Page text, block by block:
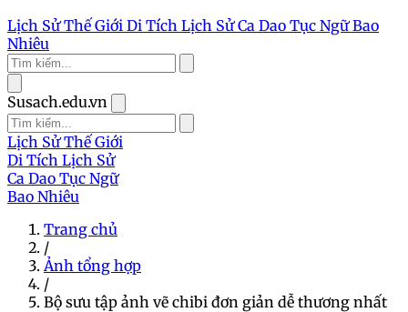
Lịch Sử Thế Giới Di Tích Lịch SửCa Dao Tục NgữBao
Nhiêu
Susach.edu.vn
Lịch Sử Thế Giới
Di Tích Lịch Sử
Ca Dao Tục Ngữ
Bao Nhiêu
Trang chủ
/
Ảnh tổng hợp
/
Bộ sưu tập ảnh vẽ chibi đơn giản dễ thương nhất